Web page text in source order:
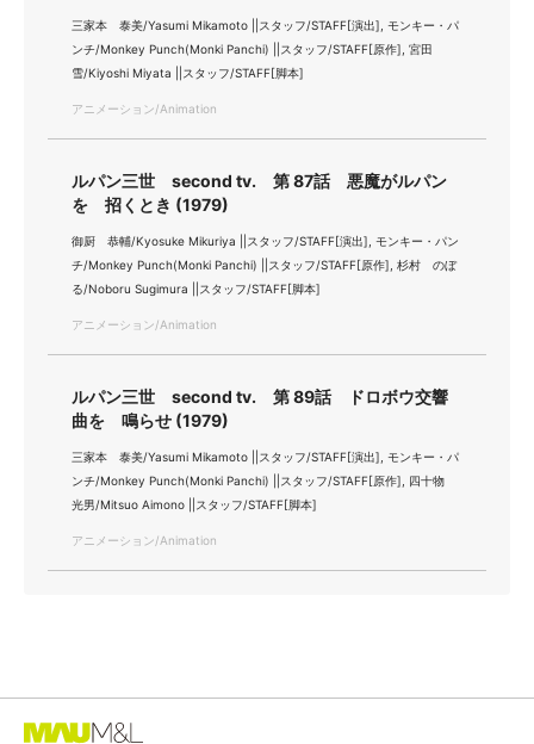
三家本 泰美/Yasumi Mikamoto ||スタッフ/STAFF[演出], モンキー・パ
ンチ/Monkey Punch(Monki Panchi) ||スタッフ/STAFF[原作], 宮田
雪/Kiyoshi Miyata ||スタッフ/STAFF[脚本]
アニメーション/Animation
ルパン三世 second tv. 第 87話 悪魔がルパン
を 招くとき (1979)
御厨 恭輔/Kyosuke Mikuriya ||スタッフ/STAFF[演出], モンキー・パン
チ/Monkey Punch(Monki Panchi) ||スタッフ/STAFF[原作], 杉村 のぼ
る/Noboru Sugimura ||スタッフ/STAFF[脚本]
アニメーション/Animation
ルパン三世 second tv. 第 89話 ドロボウ交響
曲を 鳴らせ (1979)
三家本 泰美/Yasumi Mikamoto ||スタッフ/STAFF[演出], モンキー・パ
ンチ/Monkey Punch(Monki Panchi) ||スタッフ/STAFF[原作], 四十物
光男/Mitsuo Aimono ||スタッフ/STAFF[脚本]
アニメーション/Animation